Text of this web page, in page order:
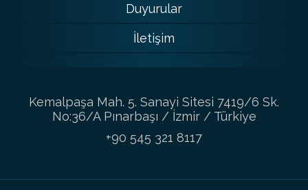
Duyurular
İletişim
Kemalpaşa Mah. 5. Sanayi Sitesi 7419/6 Sk.
No:36/A Pınarbaşı / İzmir / Türkiye
+90 545 321 8117